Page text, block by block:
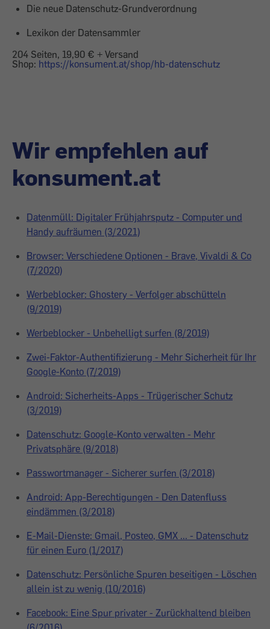
Die neue Datenschutz-Grundverordnung
Lexikon der Datensammler
204 Seiten, 19,90 € + Versand
Shop: https://konsument.at/shop/hb-datenschutz
Wir empfehlen auf
konsument.at
Datenmüll: Digitaler Frühjahrsputz - Computer und
Handy aufräumen (3/2021)
Browser: Verschiedene Optionen - Brave, Vivaldi & Co
(7/2020)
Werbeblocker: Ghostery - Verfolger abschütteln
(9/2019)
Werbeblocker - Unbehelligt surfen (8/2019)
Zwei-Faktor-Authentifizierung - Mehr Sicherheit für Ihr
Google-Konto (7/2019)
Android: Sicherheits-Apps - Trügerischer Schutz
(3/2019)
Datenschutz: Google-Konto verwalten - Mehr
Privatsphäre (9/2018)
Passwortmanager - Sicherer surfen (3/2018)
Android: App-Berechtigungen - Den Datenfluss
eindämmen (3/2018)
E-Mail-Dienste: Gmail, Posteo, GMX ... - Datenschutz
für einen Euro (1/2017)
Datenschutz: Persönliche Spuren beseitigen - Löschen
allein ist zu wenig (10/2016)
Facebook: Eine Spur privater - Zurückhaltend bleiben